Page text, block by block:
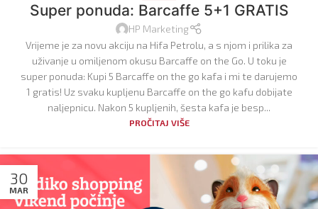
Super ponuda: Barcaffe 5+1 GRATIS
HP Marketing
Vrijeme je za novu akciju na Hifa Petrolu, a s njom i prilika za
uživanje u omiljenom okusu Barcaffe on the Go. U toku je
super ponuda: Kupi 5 Barcaffe on the go kafa i mi te darujemo
1 gratis! Uz svaku kupljenu Barcaffe on the go kafu dobijate
naljepnicu. Nakon 5 kupljenih, šesta kafa je besp...
PROČITAJ VIŠE
30
MAR